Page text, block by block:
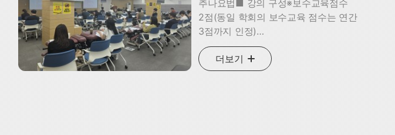
추나요법■ 강의 구성※보수교육점수
2점(동일 학회의 보수교육 점수는 연간
3점까지 인정)
시간제목강사14:00~14:50소아청소년
신경계 질환에 대한 추나요법의 이론적
토대이근우 학술위원
더보기